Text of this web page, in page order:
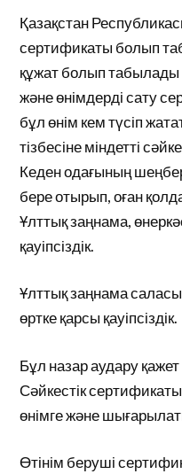
Қазақстан
сертификаты болып
құжат болып табылады
және өнімдерді сату
бұл өнім кем түсіп
тізбесіне міндетті
Кеден одағының
бере отырып, оған
Ұлттық заңнама,
қауіпсіздік.
Ұлттық заңнама
өртке қарсы қауіпсіздік.
Бұл назар аудару
Сәйкестік
өнімге және
Өтінім беруші